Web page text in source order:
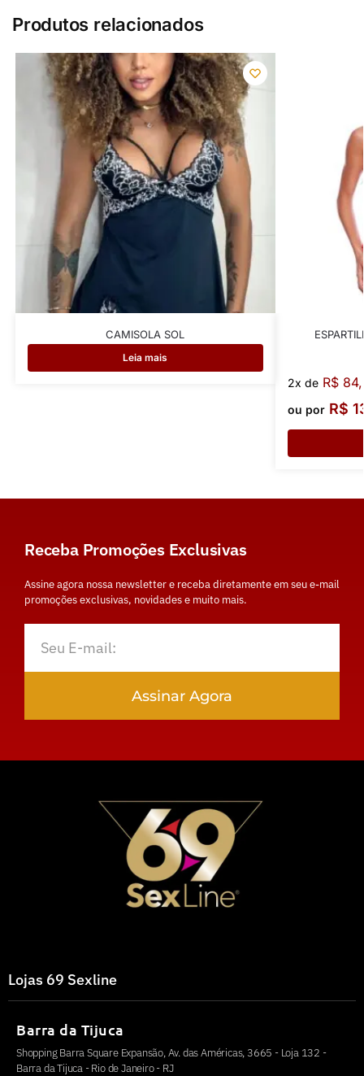
Produtos relacionados
CAMISOLA SOL
Leia mais
2x de R$
ou por R$
Receba Promoções Exclusivas
Assine agora nossa newsletter e receba diretamente em seu e-mail
promoções exclusivas, novidades e muito mais.
Assinar Agora
Lojas 69 Sexline
Barra da Tijuca
Shopping Barra Square Expansão, Av. das Américas, 3665 - Loja 132 -
Barra da Tijuca - Rio de Janeiro - RJ